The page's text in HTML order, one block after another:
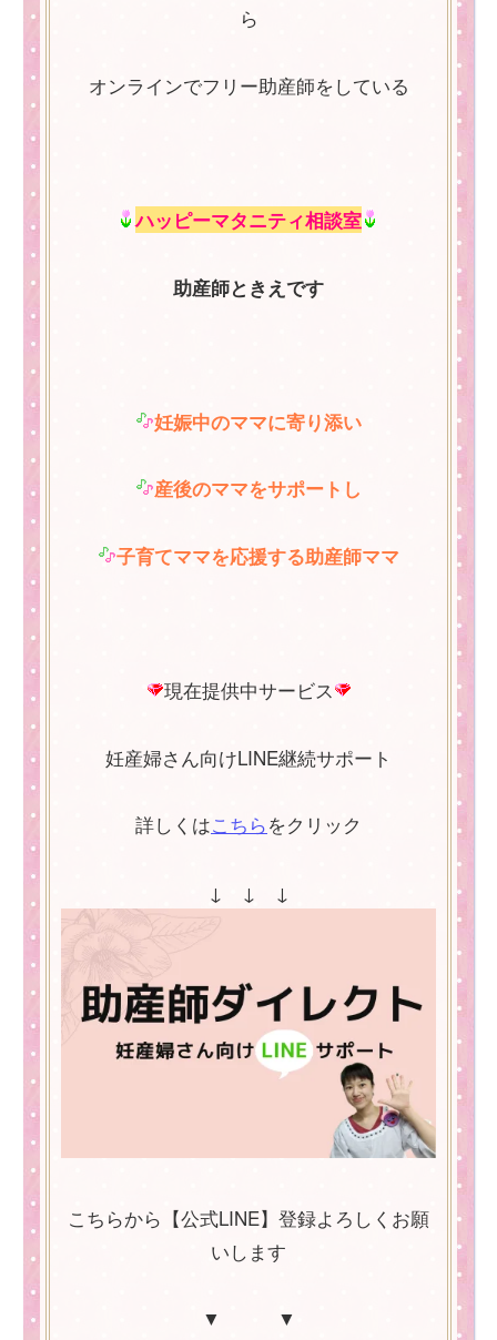
ら
オンラインでフリー助産師をしている
ハッピーマタニティ相談室
助産師ときえです
妊娠中のママに寄り添い
産後のママをサポートし
子育てママを応援する助産師ママ
現在提供中サービス
妊産婦さん向けLINE継続サポート
詳しくはこちらをクリック
↓ ↓ ↓
こちらから【公式LINE】登録よろしくお願
いします
▼ ▼